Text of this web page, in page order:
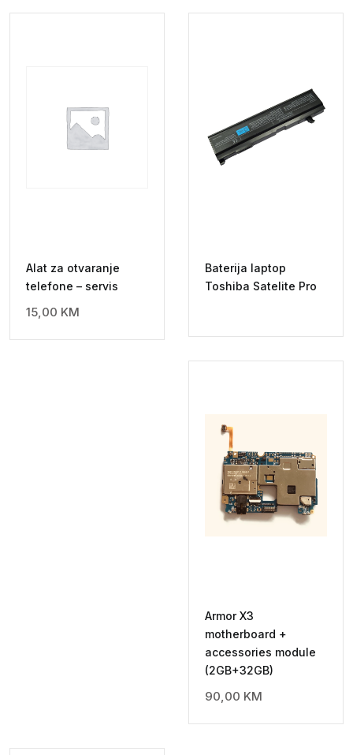
Alat za otvaranje
telefone – servis
15,00 KM
Baterija laptop
Toshiba Satelite Pro
Armor X3
motherboard +
accessories module
(2GB+32GB)
90,00 KM